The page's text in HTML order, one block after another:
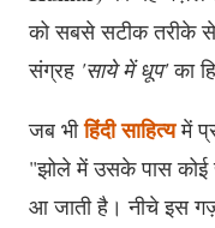
को सबसे सटीक तरीके से
संग्रह 'साये में धूप'का
जब भीहिंदी साहित्यमें
"झोले में उसके पास कोई
आ जाती है। नीचे इस